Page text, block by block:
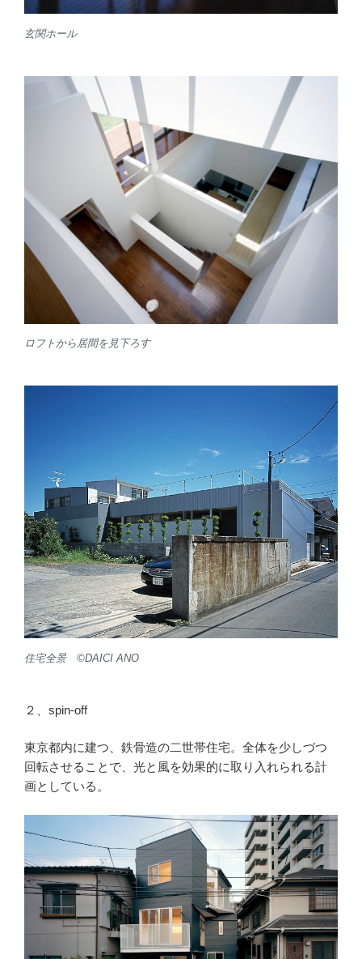
玄関ホール
ロフトから居間を見下ろす
住宅全景 ©︎DAICI ANO
２、spin-off
東京都内に建つ、鉄骨造の二世帯住宅。全体を少しづつ
回転させることで、光と風を効果的に取り入れられる計
画としている。